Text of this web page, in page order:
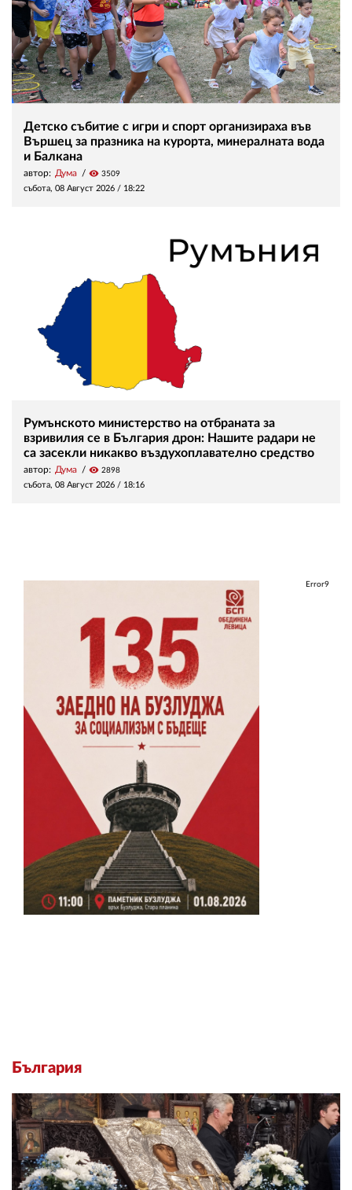
Детско събитие с игри и спорт организираха във
Вършец за празника на курорта, минералната вода
и Балкана
автор: Дума visibility 3509
събота, 08 Август 2026 / 18:22
Румънското министерство на отбраната за
взривилия се в България дрон: Нашите радари не
са засекли никакво въздухоплавателно средство
автор: Дума visibility 2898
събота, 08 Август 2026 / 18:16
Error9
България